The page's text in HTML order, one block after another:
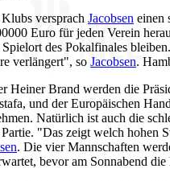
versprach Jacobsen einen
Euro für jeden Verein
des Pokalfinales
verlängert", so Jacobsen.
Heiner Brand werden die
und der Europäischen
Natürlich ist auch die
"Das zeigt welch hohen
. Die vier Mannschaften
bevor am Sonnabend